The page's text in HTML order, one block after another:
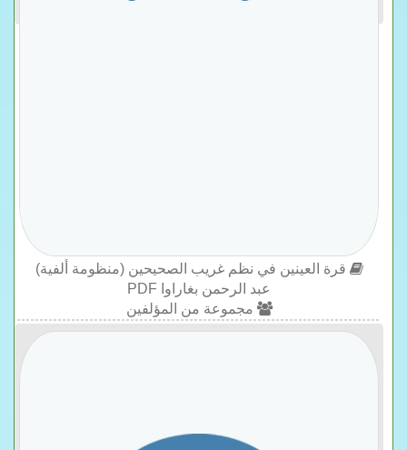
قرة العينين في نظم غريب الصحيحين (منظومة ألفية)
عبد الرحمن بغاراوا PDF
مجموعة من المؤلفين